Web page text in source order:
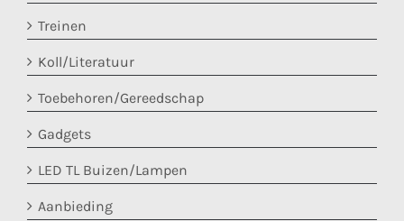
Treinen
Koll/Literatuur
Toebehoren/Gereedschap
Gadgets
LED TL Buizen/Lampen
Aanbieding